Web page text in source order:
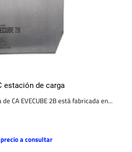
estación de carga
CA EVECUBE 2B está fabricada en...
a consultar